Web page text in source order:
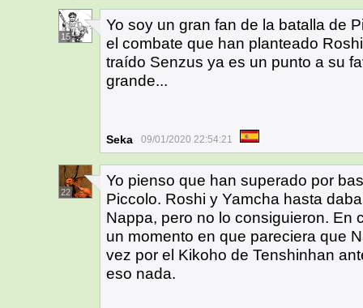
15
Yo soy un gran fan de la batalla de
el combate que han planteado
traído Senzus ya es un punto a su
grande...
Seka 09/01/2020 22:54:21
22
Yo pienso que han superado por
Piccolo. Roshi y Yamcha hasta
Nappa, pero no lo consiguieron. En
un momento en que pareciera que
vez por el Kikoho de Tenshinhan
eso nada.